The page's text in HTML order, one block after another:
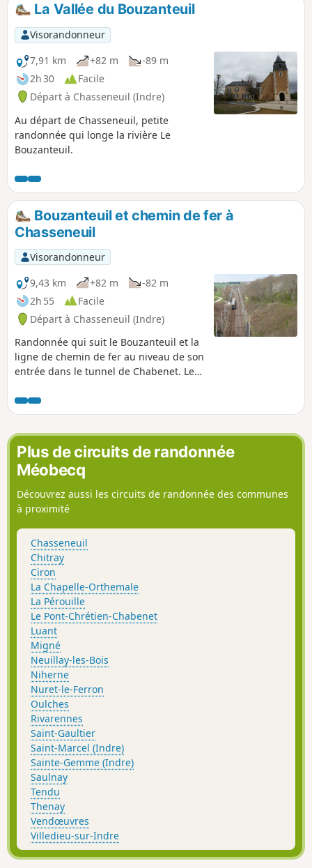
La Vallée du Bouzanteuil
Visorandonneur
7,91 km
+82 m
-89 m
2h 30
Facile
Départ à Chasseneuil (Indre)
Au départ de Chasseneuil, petite
randonnée qui longe la rivière Le
Bouzanteuil.
Bouzanteuil et chemin de fer à
Chasseneuil
Visorandonneur
9,43 km
+82 m
-82 m
2h 55
Facile
Départ à Chasseneuil (Indre)
Randonnée qui suit le Bouzanteuil et la
ligne de chemin de fer au niveau de son
entrée dans le tunnel de Chabenet. Le
Chasseneuil.
Plus de circuits de randonnée
Méobecq
Découvrez aussi les circuits de randonnée des communes
à proximité
Chasseneuil
Chitray
Ciron
La Chapelle-Orthemale
La Pérouille
Le Pont-Chrétien-Chabenet
Luant
Migné
Neuillay-les-Bois
Niherne
Nuret-le-Ferron
Oulches
Rivarennes
Saint-Gaultier
Saint-Marcel (Indre)
Sainte-Gemme (Indre)
Saulnay
Tendu
Thenay
Vendœuvres
Villedieu-sur-Indre